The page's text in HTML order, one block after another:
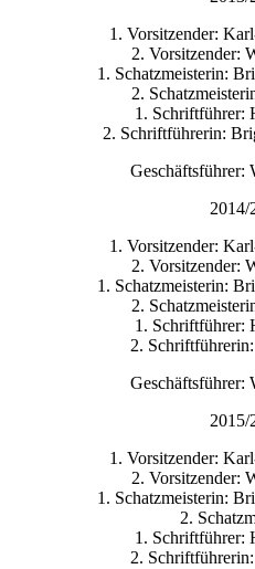
1. Vorsitzender:
2. Vorsitzender:
1. Schatzmeisterin:
2.
1. Schriftführer:
2. Schriftführerin:
Geschäftsführer:
2014/
1. Vorsitzender:
2. Vorsitzender:
1. Schatzmeisterin:
2.
1. Schriftführer:
2.
Geschäftsführer:
2015/
1. Vorsitzender:
2. Vorsitzender:
1. Schatzmeisterin:
2.
1. Schriftführer:
2.